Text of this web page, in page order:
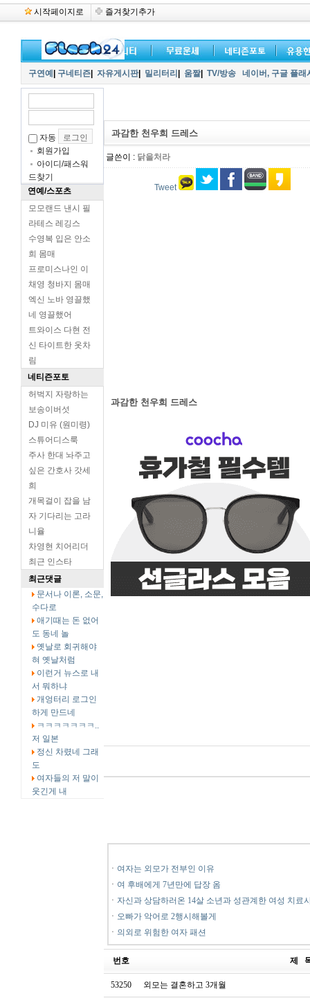
시작페이지로 즐겨찾기추가
구연예 구네티즌 자유게시판| 밀리터리 움짤| TV/방송 네이버, 구글 플
자동
회원가입
아이디/패스워
드찾기
연예/스포츠
모모랜드 낸시 필
라테스 레깅스
수영복 입은 안소
희 몸매
프로미스나인 이
채영 청바지 몸매
엑신 노바 영끌했
네 영끌했어
트와이스 다현 전
신 타이트한 옷차
림
네티즌포토
허벅지 자랑하는
보송이버섯
DJ 미유 (원미령)
스튜어디스룩
주사 한대 놔주고
싶은 간호사 갓세
희
개목걸이 잡을 남
자 기다리는 고라
니율
차영현 치어리더
최근 인스타
최근댓글
문서나 이론, 소문,
수다로
애기때는 돈 없어
도 동네 놀
옛날로 회귀해야
혀 옛날처럼
이런거 뉴스로 내
서 뭐하냐
개엉터리 로그인
하게 만드네
ㅋㅋㅋㅋㅋㅋㅋ..
저 일본
정신 차렸네 그래
도
여자들의 저 말이
웃긴게 내
과감한 천우희 드레스
글쓴이 : 닭을처라
Tweet
과감한 천우희 드레스
ㆍ 여자는 외모가 전부인 이유
ㆍ 여 후배에게 7년만에 답장 옴
ㆍ 자신과 상담하러온 14살 소년과 성관계한 여성 치료
ㆍ 오빠가 악어로 2행시해볼게
ㆍ 의외로 위험한 여자 패션
번호 제
53250 외모는 결혼하고 3개월